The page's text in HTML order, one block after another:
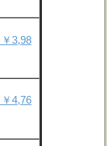
￥3,98
￥4,76